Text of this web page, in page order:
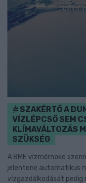
SZAKÉRTŐ A
VÍZLÉPCSŐ SEM
KLÍMAVÁLTOZÁS
SZÜKSÉG
A BME vízmérnöke
jelentene automatikus
vízgazdálkodását pedig